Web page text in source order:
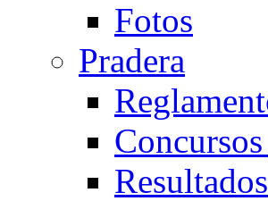
Fotos
Pradera
Resultados